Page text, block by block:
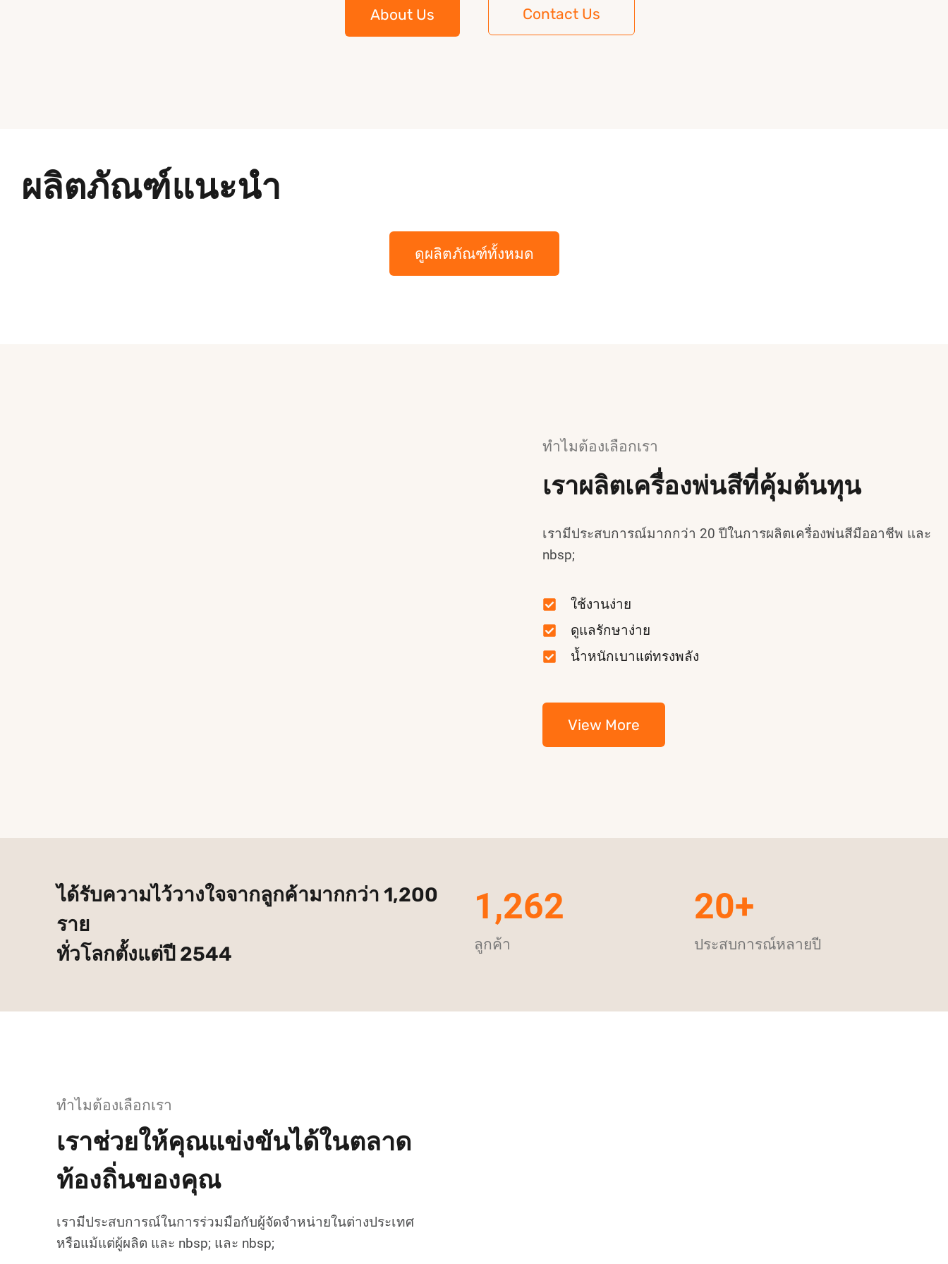
About Us Contact Us
ผลิตภัณฑ์แนะนำ
ดูผลิตภัณฑ์ทั้งหมด
ทำไมต้องเลือกเรา
เราผลิตเครื่องพ่นสีที่คุ้มต้นทุน
เรามีประสบการณ์มากกว่า 20 ปีในการผลิตเครื่องพ่นสีมืออาชีพ และ
nbsp;
ใช้งานง่าย
ดูแลรักษาง่าย
น้ำหนักเบาแต่ทรงพลัง
View More
ได้รับความไว้วางใจจากลูกค้ามากกว่า 1,200
ราย
ทั่วโลกตั้งแต่ปี 2544
1,262
ลูกค้า
20+
ประสบการณ์หลายปี
ทำไมต้องเลือกเรา
เราช่วยให้คุณแข่งขันได้ในตลาด
ท้องถิ่นของคุณ
เรามีประสบการณ์ในการร่วมมือกับผู้จัดจำหน่ายในต่างประเทศ
หรือแม้แต่ผู้ผลิต และ nbsp; และ nbsp;